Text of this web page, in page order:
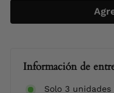
Información de
Solo 3